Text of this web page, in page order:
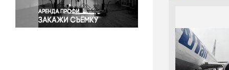
Экономика и бизнес